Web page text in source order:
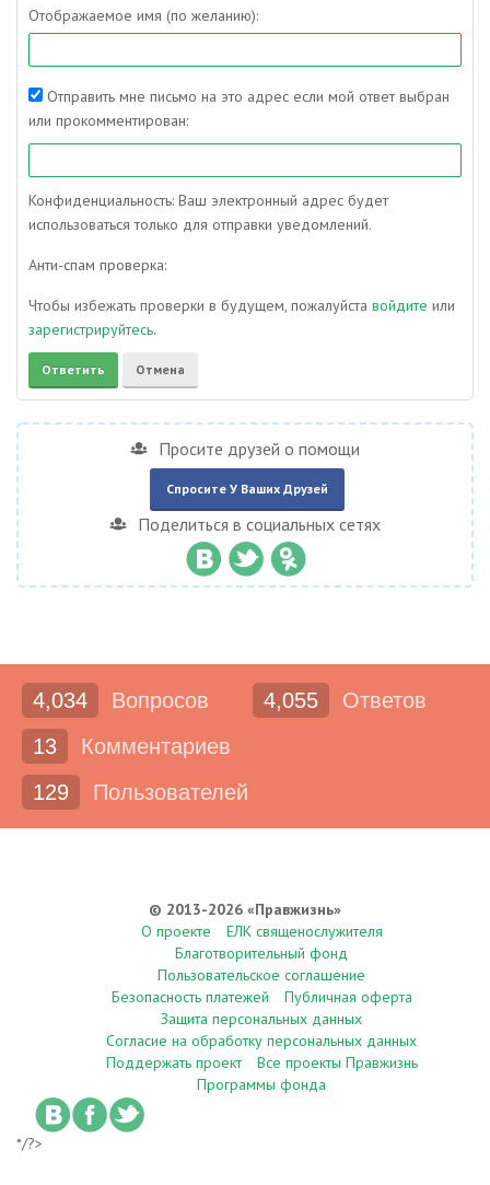
Отображаемое имя (по желанию):
Отправить мне письмо на это адрес если мой ответ выбран
или прокомментирован:
Конфиденциальность: Ваш электронный адрес будет
использоваться только для отправки уведомлений.
Анти-спам проверка:
Чтобы избежать проверки в будущем, пожалуйста войдите или
зарегистрируйтесь.
Просите друзей о помощи
Спросите У Ваших Друзей
Поделиться в социальных сетях
4,034 Вопросов 4,055
Ответов
13
Комментариев
129
Пользователей
© 2013-2026 «Правжизнь»
О проекте
ЕЛК священослужителя
Благотворительный фонд
Пользовательское соглашение
Безопасность платежей
Публичная оферта
Защита персональных данных
Согласие на обработку персональных данных
Поддержать проект
Все проекты Правжизнь
Программы фонда
*/?>